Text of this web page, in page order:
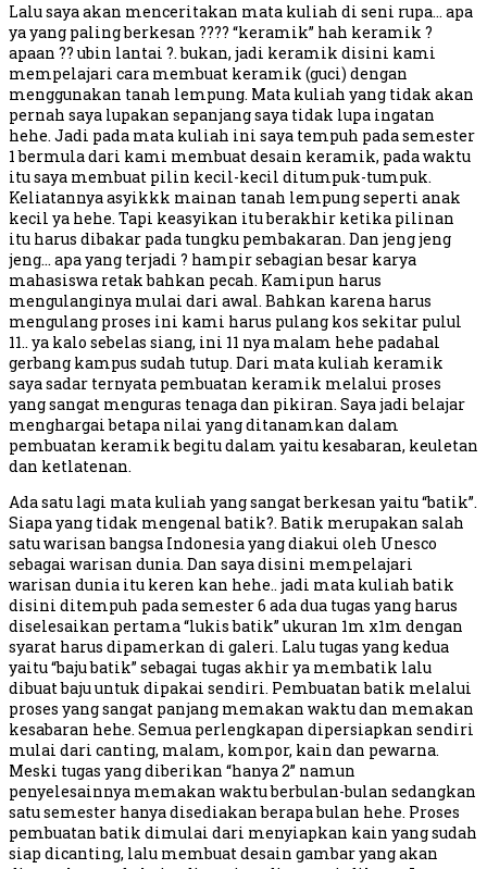
Lalu saya akan menceritakan mata kuliah di seni rupa… apa
ya yang paling berkesan ???? “keramik” hah keramik ?
apaan ?? ubin lantai ?. bukan, jadi keramik disini kami
mempelajari cara membuat keramik (guci) dengan
menggunakan tanah lempung. Mata kuliah yang tidak akan
pernah saya lupakan sepanjang saya tidak lupa ingatan
hehe. Jadi pada mata kuliah ini saya tempuh pada semester
1 bermula dari kami membuat desain keramik, pada waktu
itu saya membuat pilin kecil-kecil ditumpuk-tumpuk.
Keliatannya asyikkk mainan tanah lempung seperti anak
kecil ya hehe. Tapi keasyikan itu berakhir ketika pilinan
itu harus dibakar pada tungku pembakaran. Dan jeng jeng
jeng… apa yang terjadi ? hampir sebagian besar karya
mahasiswa retak bahkan pecah. Kamipun harus
mengulanginya mulai dari awal. Bahkan karena harus
mengulang proses ini kami harus pulang kos sekitar pulul
11.. ya kalo sebelas siang, ini 11 nya malam hehe padahal
gerbang kampus sudah tutup. Dari mata kuliah keramik
saya sadar ternyata pembuatan keramik melalui proses
yang sangat menguras tenaga dan pikiran. Saya jadi belajar
menghargai betapa nilai yang ditanamkan dalam
pembuatan keramik begitu dalam yaitu kesabaran, keuletan
dan ketlatenan.
Ada satu lagi mata kuliah yang sangat berkesan yaitu “batik”.
Siapa yang tidak mengenal batik?. Batik merupakan salah
satu warisan bangsa Indonesia yang diakui oleh Unesco
sebagai warisan dunia. Dan saya disini mempelajari
warisan dunia itu keren kan hehe.. jadi mata kuliah batik
disini ditempuh pada semester 6 ada dua tugas yang harus
diselesaikan pertama “lukis batik” ukuran 1m x1m dengan
syarat harus dipamerkan di galeri. Lalu tugas yang kedua
yaitu “baju batik” sebagai tugas akhir ya membatik lalu
dibuat baju untuk dipakai sendiri. Pembuatan batik melalui
proses yang sangat panjang memakan waktu dan memakan
kesabaran hehe. Semua perlengkapan dipersiapkan sendiri
mulai dari canting, malam, kompor, kain dan pewarna.
Meski tugas yang diberikan “hanya 2” namun
penyelesainnya memakan waktu berbulan-bulan sedangkan
satu semester hanya disediakan berapa bulan hehe. Proses
pembuatan batik dimulai dari menyiapkan kain yang sudah
siap dicanting, lalu membuat desain gambar yang akan